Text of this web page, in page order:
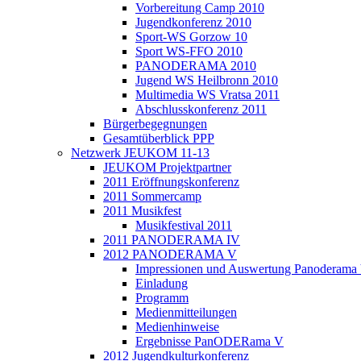
Vorbereitung Camp 2010
Jugendkonferenz 2010
Sport-WS Gorzow 10
Sport WS-FFO 2010
PANODERAMA 2010
Jugend WS Heilbronn 2010
Multimedia WS Vratsa 2011
Abschlusskonferenz 2011
Bürgerbegegnungen
Gesamtüberblick PPP
Netzwerk JEUKOM 11-13
JEUKOM Projektpartner
2011 Eröffnungskonferenz
2011 Sommercamp
2011 Musikfest
Musikfestival 2011
2011 PANODERAMA IV
2012 PANODERAMA V
Impressionen und Auswertung
Einladung
Programm
Medienmitteilungen
Medienhinweise
Ergebnisse PanODERama V
2012 Jugendkulturkonferenz